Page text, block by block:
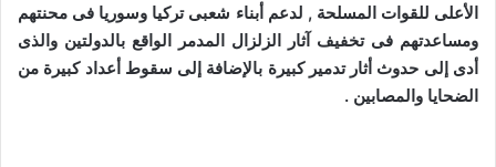
الأعلى للقوات المسلحة , لدعم أبناء شعبى تركيا وسوريا فى محنتهم
ومساعدتهم فى تخفيف آثار الزلزال المدمر الواقع بالدولتين والذى
أدى إلى حدوث أثار تدمير كبيرة بالإضافة إلى سقوط أعداد كبيرة من
الضحايا والمصابين .